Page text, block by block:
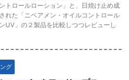
トロールローション」と、日焼け止め成
れた「ニベアメン・オイルコントロール
UV」の２製品を比較しつつレビューし
グ